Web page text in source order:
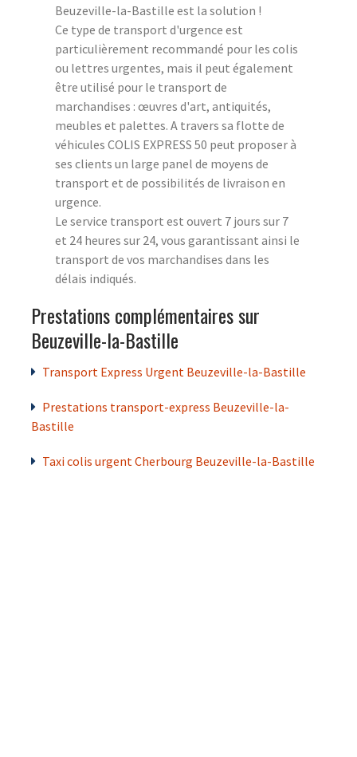
Beuzeville-la-Bastille est la solution !
Ce type de transport d'urgence est
particulièrement recommandé pour les colis
ou lettres urgentes, mais il peut également
être utilisé pour le transport de
marchandises : œuvres d'art, antiquités,
meubles et palettes. A travers sa flotte de
véhicules COLIS EXPRESS 50 peut proposer à
ses clients un large panel de moyens de
transport et de possibilités de livraison en
urgence.
Le service transport est ouvert 7 jours sur 7
et 24 heures sur 24, vous garantissant ainsi le
transport de vos marchandises dans les
délais indiqués.
Prestations complémentaires sur
Beuzeville-la-Bastille
Transport Express Urgent Beuzeville-la-Bastille
Prestations transport-express Beuzeville-la-
Bastille
Taxi colis urgent Cherbourg Beuzeville-la-Bastille